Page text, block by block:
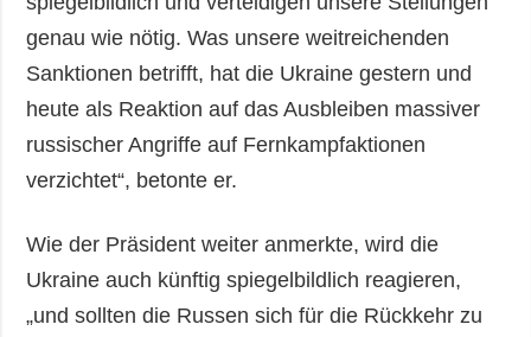
genau wie nötig. Was unsere weitreichenden
Sanktionen betrifft, hat die Ukraine gestern und
heute als Reaktion auf das Ausbleiben massiver
russischer Angriffe auf Fernkampfaktionen
verzichtet“, betonte er.
Wie der Präsident weiter anmerkte, wird die
Ukraine auch künftig spiegelbildlich reagieren,
„und sollten die Russen sich für die Rückkehr zu